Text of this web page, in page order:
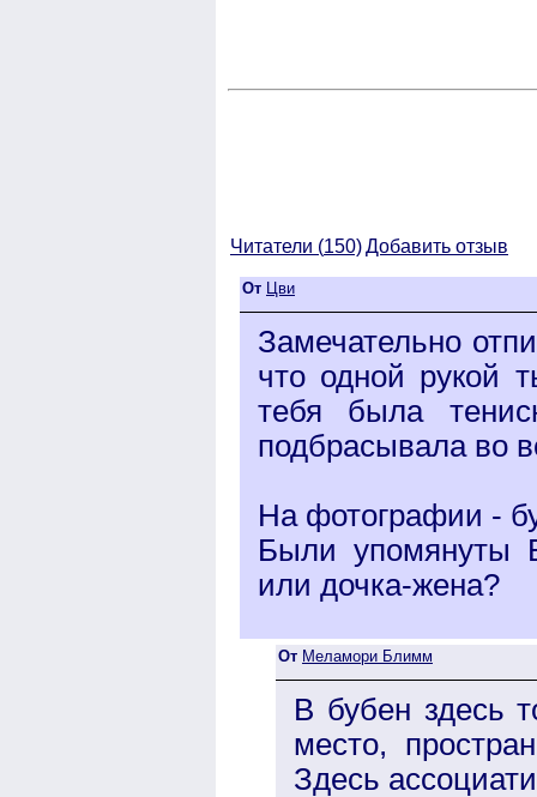
Читатели (150)Добавить отзыв
От Цви
Замечательно
что одной рукой
тебя была
подбрасывала во
На фотографии -
Были упомянуты
или дочка-жена?
От Меламори Блимм
В бубен здесь
место,
Здесь